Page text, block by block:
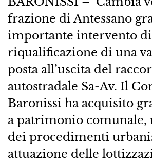
frazione di Antessano
importante intervento di
riqualificazione di una
posta all’uscita del
autostradale Sa-Av. Il
Baronissi ha acquisito
a patrimonio comunale,
dei procedimenti
attuazione delle